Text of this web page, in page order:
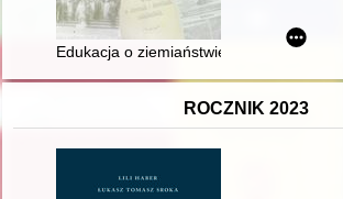
Edukacja o ziemiaństwie w wykonaniu
ROCZNIK 2023